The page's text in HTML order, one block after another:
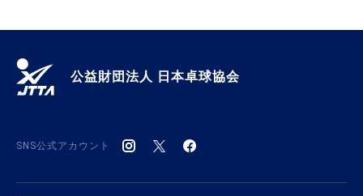
公益財団法人 日本卓球協会
SNS公式アカウント